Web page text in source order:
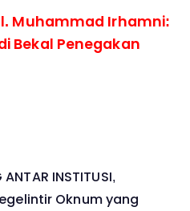
Muhammad Irhamni:
Bekal Penegakan
INSTITUSI,
Oknum yang